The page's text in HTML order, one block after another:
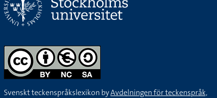
Svenskt teckenspråkslexikon byAvdelningen för teckenspråk,